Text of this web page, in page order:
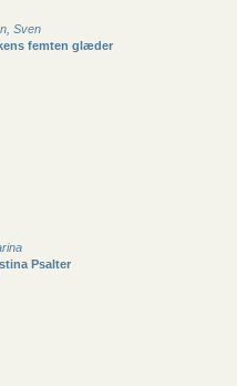
Sven
femten glæder
Psalter